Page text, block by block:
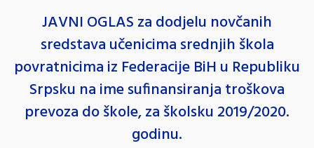
JAVNI OGLAS za dodjelu novčanih
sredstava učenicima srednjih škola
povratnicima iz Federacije BiH u Republiku
Srpsku na ime sufinansiranja troškova
prevoza do škole, za školsku 2019/2020.
godinu.